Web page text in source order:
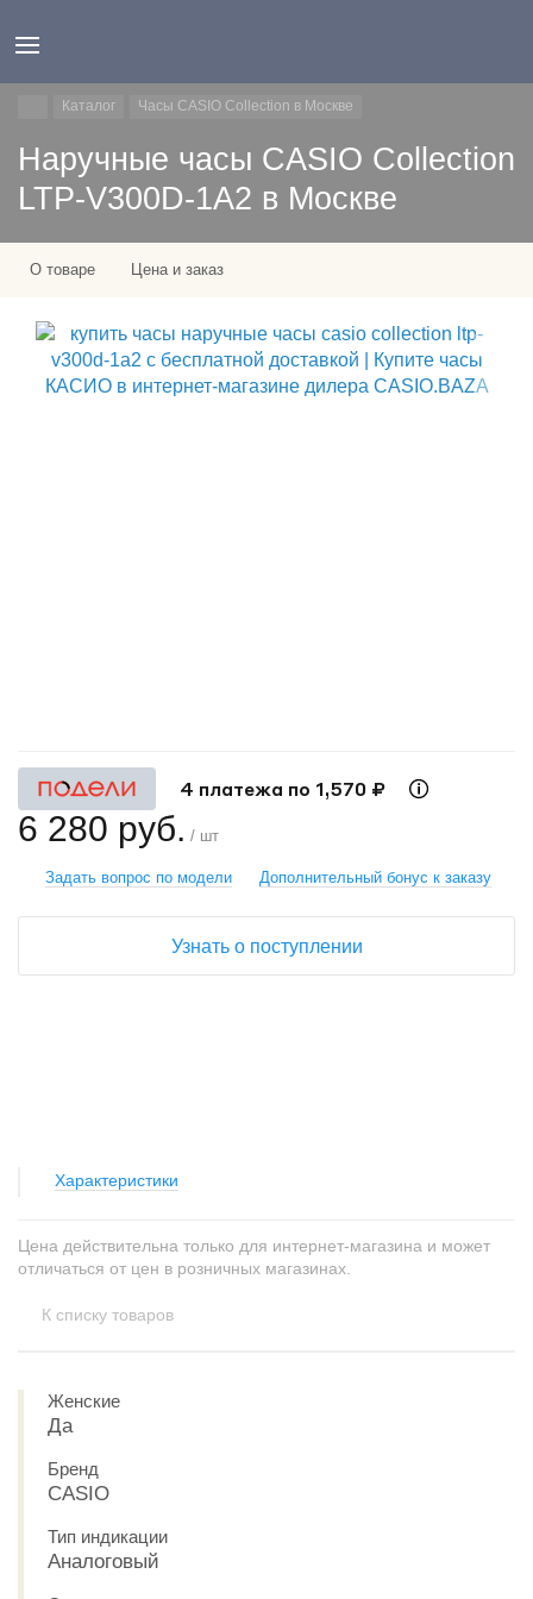
Каталог Часы CASIO Collection в Москве
Наручные часы CASIO Collection
LTP-V300D-1A2 в Москве
О товаре Цена и заказ
Характеристики
4 платежа по 1,570 ₽
6 280 руб. / шт
Задать вопрос по модели Дополнительный бонус к заказу
Узнать о поступлении
Цена действительна только для интернет-магазина и может
отличаться от цен в розничных магазинах.
К списку товаров
Женские
Да
Бренд
CASIO
Тип индикации
Аналоговый